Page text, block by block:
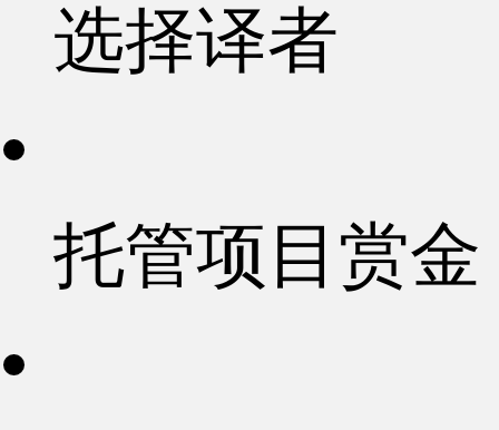
选择译者
托管项目赏金